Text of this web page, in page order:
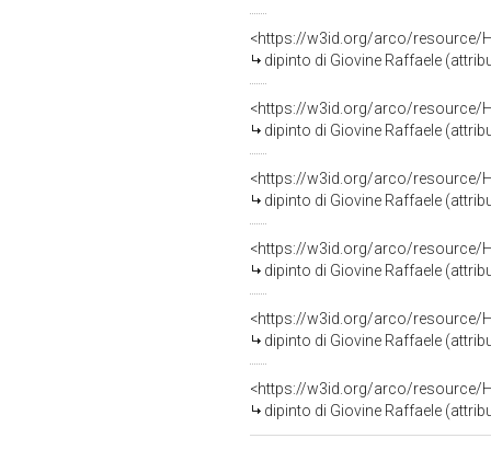
<https://w3id.org/arco/resource/
dipinto di Giovine Raffaele
<https://w3id.org/arco/resource/
dipinto di Giovine Raffaele
<https://w3id.org/arco/resource/
dipinto di Giovine Raffaele
<https://w3id.org/arco/resource/
dipinto di Giovine Raffaele
<https://w3id.org/arco/resource/
dipinto di Giovine Raffaele
<https://w3id.org/arco/resource/
dipinto di Giovine Raffaele